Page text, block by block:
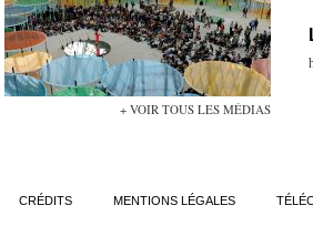
+ VOIR TOUS LES MÉDIAS
CRÉDITS MENTIONS LÉGALES